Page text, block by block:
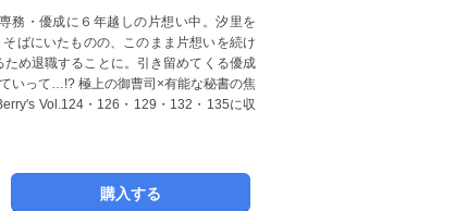
務・優成に６年越しの片想い中。汐里を
ばにいたものの、このまま片想いを続け
め退職することに。引き留めてくる優成
いって…!? 極上の御曹司×有能な秘書の焦
Vol.124・126・129・132・135に収
購入する